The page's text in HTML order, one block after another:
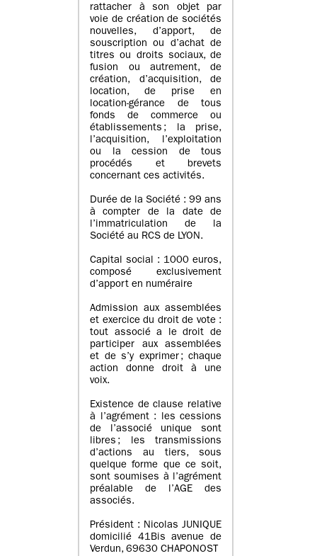
rattacher à son objet par
voie de création de sociétés
nouvelles, d’apport, de
souscription ou d’achat de
titres ou droits sociaux, de
fusion ou autrement, de
création, d’acquisition, de
location, de prise en
location-gérance de tous
fonds de commerce ou
établissements ; la prise,
l’acquisition, l’exploitation
ou la cession de tous
procédés et brevets
concernant ces activités.
Durée de la Société : 99 ans
à compter de la date de
l’immatriculation de la
Société au RCS de LYON.
Capital social : 1000 euros,
composé exclusivement
d’apport en numéraire
Admission aux assemblées
et exercice du droit de vote :
tout associé a le droit de
participer aux assemblées
et de s’y exprimer ; chaque
action donne droit à une
voix.
Existence de clause relative
à l’agrément : les cessions
de l’associé unique sont
libres ; les transmissions
d’actions au tiers, sous
quelque forme que ce soit,
sont soumises à l’agrément
préalable de l’AGE des
associés.
Président : Nicolas JUNIQUE
domicilié 41Bis avenue de
Verdun, 69630 CHAPONOST